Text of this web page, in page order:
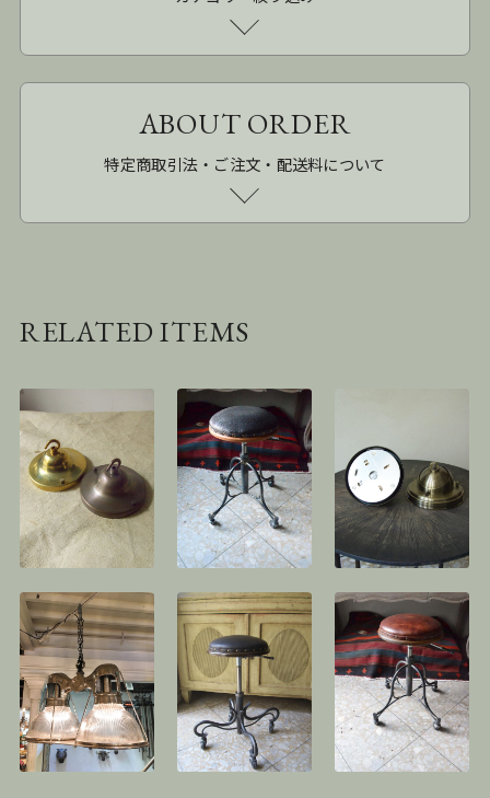
ABOUT ORDER
特定商取引法・ご注文・配送料について
RELATED ITEMS